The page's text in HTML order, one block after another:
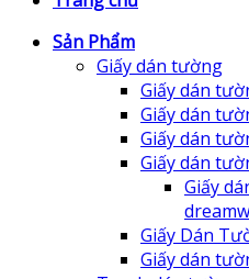
Sản Phẩm
Giấy dán tường
Giấy dán
Giấy dán
Giấy dán
Giấy dán
Giấy
Giấy Dán
Giấy dán